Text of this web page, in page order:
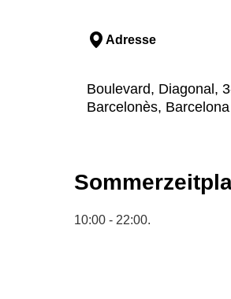
Adresse
Boulevard, Diagonal,
Barcelonès, Barcelona
10:00 - 22:00.